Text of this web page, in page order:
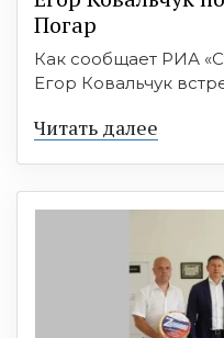
Погар
Как сообщает РИА
Егор Ковальчук
Читать далее